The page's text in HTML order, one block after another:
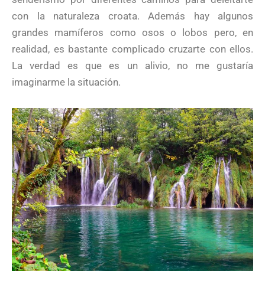
con la naturaleza croata. Además hay algunos
grandes mamíferos como osos o lobos pero, en
realidad, es bastante complicado cruzarte con ellos.
La verdad es que es un alivio, no me gustaría
imaginarme la situación.